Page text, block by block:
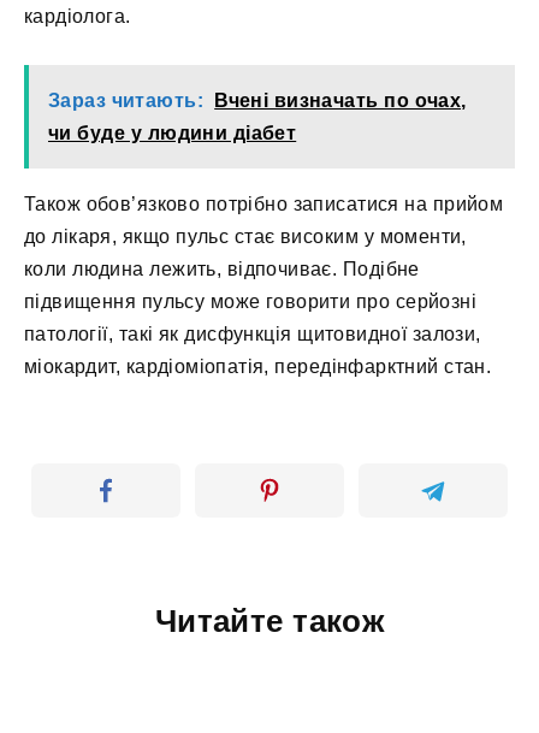
кардіолога.
Зараз читають:
Вчені визначать по очах,
чи буде у людини діабет
Також обов’язково потрібно записатися на прийом
до лікаря, якщо пульс стає високим у моменти,
коли людина лежить, відпочиває. Подібне
підвищення пульсу може говорити про серйозні
патології, такі як дисфункція щитовидної залози,
міокардит, кардіоміопатія, передінфарктний стан.
Читайте також